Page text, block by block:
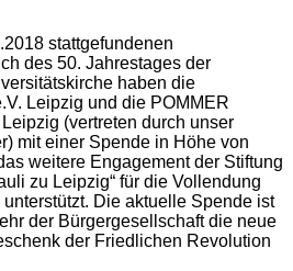
stattgefundenen
des 50. Jahrestages der
haben die
Leipzig und die POMMER
(vertreten durch unser
mit einer Spende in Höhe von
weitere Engagement der Stiftung
zu Leipzig“ für die Vollendung
Die aktuelle Spende ist
der Bürgergesellschaft die neue
der Friedlichen Revolution